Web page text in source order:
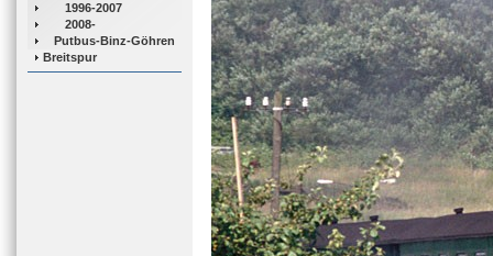
1996-2007
2008-
Putbus-Binz-Göhren
Breitspur